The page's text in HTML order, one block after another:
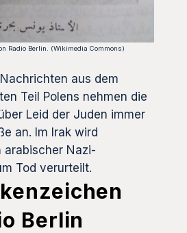
Radio Berlin. (Wikimedia Commons)
aus dem
Teil Polens nehmen die
Leid der Juden immer
an. Im Irak wird
arabischer Nazi-
Tod verurteilt.
Berlin